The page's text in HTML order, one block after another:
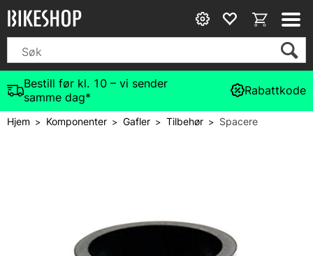
Bestill før kl. 10 – vi sender
samme dag*
Rabattkode
Hjem> Komponenter>Gafler>Tilbehør> Spacere